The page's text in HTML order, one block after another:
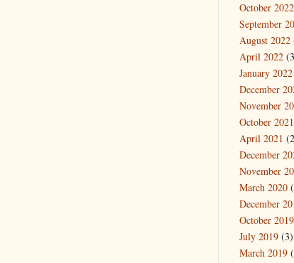
October 2022
September
August 2022
April 2022
January 2022
December
November
October 2021
April 2021
December
November
March 2020
December
October 2019
July 2019 (3)
March 2019